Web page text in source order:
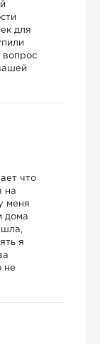
для
что
на
меня
дома
я
не